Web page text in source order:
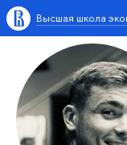
Высшая школа